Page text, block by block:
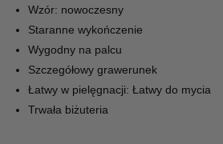
Wzór: nowoczesny
Staranne wykończenie
Wygodny na palcu
Szczegółowy grawerunek
Łatwy w pielęgnacji: Łatwy do mycia
Trwała biżuteria